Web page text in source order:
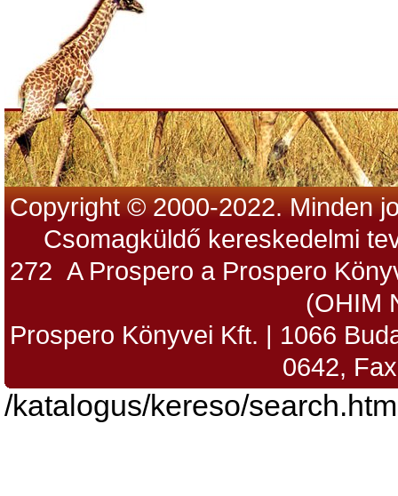
Copyright © 2000-2022. Minden
Csomagküldő kereskedelmi
272 A Prospero a Prospero
(OHIM
Prospero Könyvei Kft. | 1066
0642,
/katalogus/kereso/